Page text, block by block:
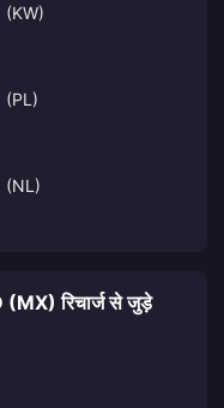
(PL)
(NL)
रिचार्ज से जुड़े